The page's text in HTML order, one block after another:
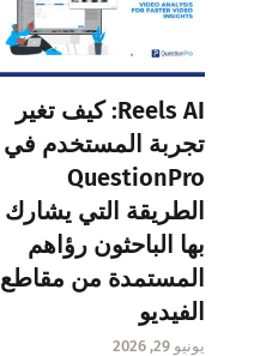
Reels AI: كيف تغير
تجربة المستخدم في
QuestionPro
الطريقة التي يشارك
بها الباحثون رؤاهم
المستمدة من مقاطع
الفيديو
يونيو 29, 2026